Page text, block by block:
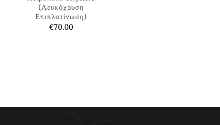
(Λευκόχρυση
Επιπλατίνωση)
€70.00